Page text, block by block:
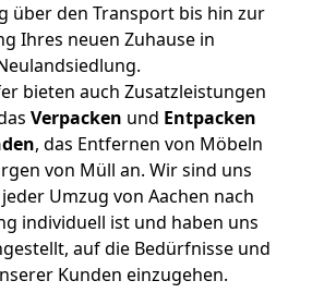
über den Transport bis hin zur
Ihres neuen Zuhause in
bieten auch Zusatzleistungen
Verpacken und Entpacken
, das Entfernen von Möbeln
von Müll an. Wir sind uns
Umzug von Aachen nach
individuell ist und haben uns
auf die Bedürfnisse und
Kunden einzugehen.